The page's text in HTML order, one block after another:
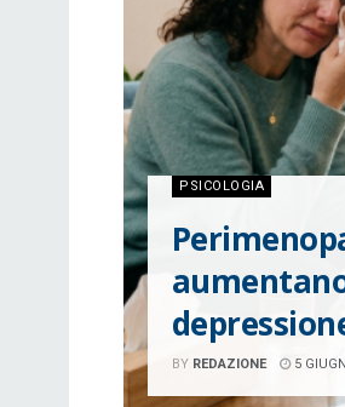
PSICOLOGIA
BY REDAZIONE 5